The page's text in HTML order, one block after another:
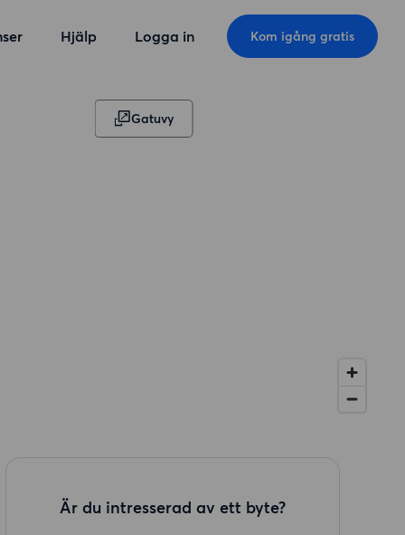
Hjälp Logga in Kom igång gratis
Gatuvy
Är du intresserad av ett byte?